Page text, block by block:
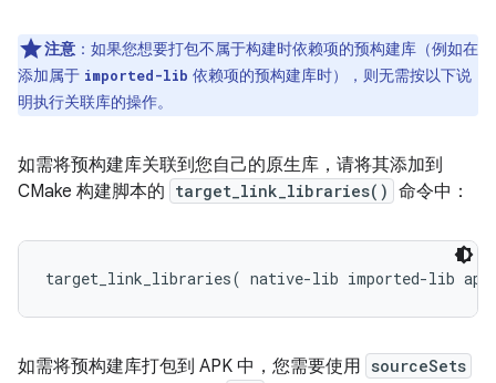
注意 ：如果您想要打包不属于构建时依赖项的预构建库（例如在
添加属于 imported-lib 依赖项的预构建库时），则无需按以下说
明执行关联库的操作。
如需将预构建库关联到您自己的原生库，请将其添加到
CMake 构建脚本的 target_link_libraries() 命令中：
如需将预构建库打包到 APK 中，您需要使用 sourceSets